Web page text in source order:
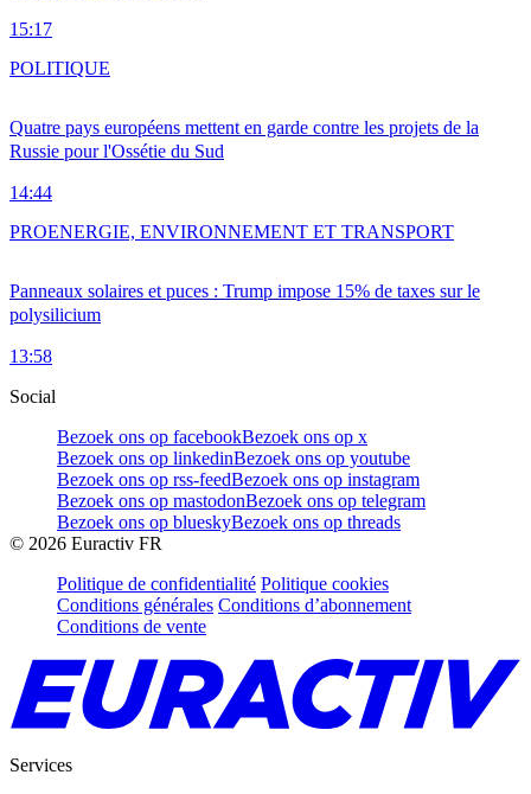
15:17
Quatre pays européens mettent en garde contre les projets de la
Russie pour l'Ossétie du Sud
14:44
POLITIQUE
Panneaux solaires et puces : Trump impose 15% de taxes sur le
polysilicium
13:58
PROENERGIE, ENVIRONNEMENT ET TRANSPORT
Social
Bezoek ons op facebookBezoek ons op x
Bezoek ons op linkedinBezoek ons op youtube
Bezoek ons op rss-feedBezoek ons op instagram
Bezoek ons op mastodonBezoek ons op telegram
Bezoek ons op blueskyBezoek ons op threads
© 2026 Euractiv FR
Politique de confidentialité Politique cookies
Conditions générales Conditions d’abonnement
Conditions de vente
Services